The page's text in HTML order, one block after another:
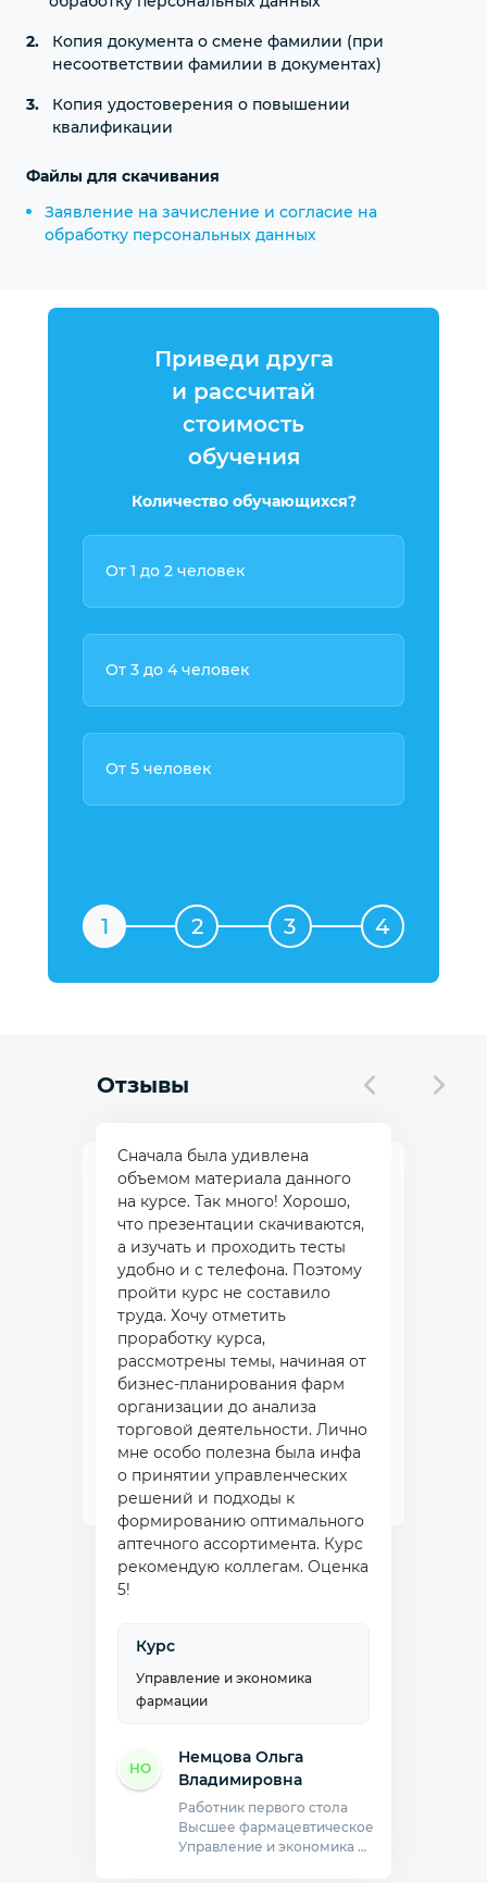
Копия документа о смене фамилии (при
несоответствии фамилии в документах)
Копия удостоверения о повышении
квалификации
Файлы для скачивания
Заявление на зачисление и согласие на
обработку персональных данных
Приведи друга
и рассчитай
стоимость
обучения
Количество обучающихся?
От 1 до 2 человек
От 3 до 4 человек
От 5 человек
1 2 3 4
Отзывы
КЛ
Куриленко Лидия
Михайловна
Менеджер по закупу
Среднеспециальное фармацевтическое
Сначала была удивлена
объемом материала данного
на курсе. Так много! Хорошо,
что презентации скачиваются,
а изучать и проходить тесты
удобно и с телефона. Поэтому
пройти курс не составило
труда. Хочу отметить
проработку курса,
рассмотрены темы, начиная от
бизнес-планирования фарм
организации до анализа
торговой деятельности. Лично
мне особо полезна была инфа
о принятии управленческих
решений и подходы к
формированию оптимального
аптечного ассортимента. Курс
рекомендую коллегам. Оценка
5!
Курс
Управление и экономика
фармации
НО
Немцова Ольга
Владимировна
Работник первого стола
Высшее фармацевтическое
Управление и экономика фармации